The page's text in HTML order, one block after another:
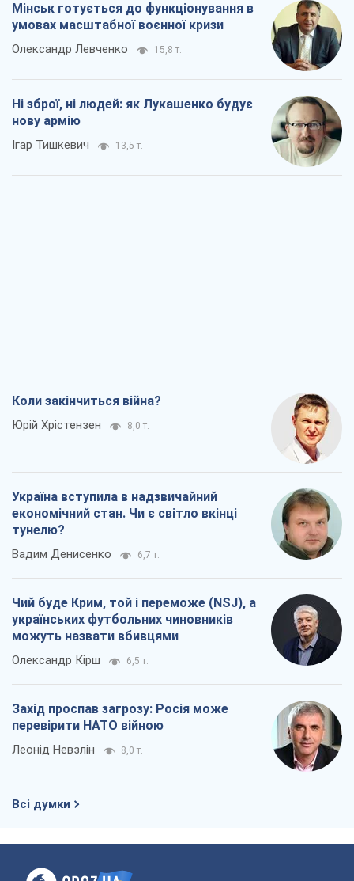
Мінськ готується до функціонування в
умовах масштабної воєнної кризи
Олександр Левченко 15,8 т.
Ні зброї, ні людей: як Лукашенко будує
нову армію
Ігар Тишкевич 13,5 т.
Коли закінчиться війна?
Юрій Хрістензен 8,0 т.
Україна вступила в надзвичайний
економічний стан. Чи є світло вкінці
тунелю?
Вадим Денисенко 6,7 т.
Чий буде Крим, той і переможе (NSJ), а
українських футбольних чиновників
можуть назвати вбивцями
Олександр Кірш 6,5 т.
Захід проспав загрозу: Росія може
перевірити НАТО війною
Леонід Невзлін 8,0 т.
Всі думки